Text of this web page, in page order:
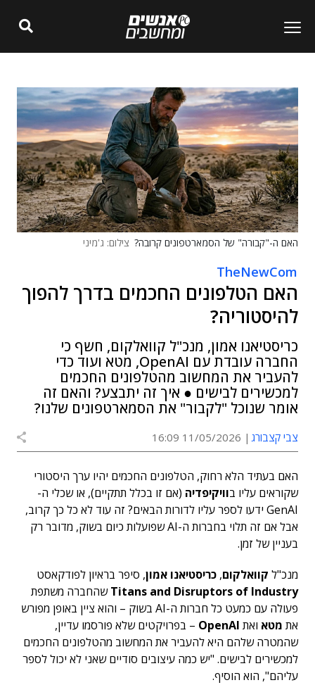
האם ה-"קבורה" של הסמארטפונים קרובה? צילום: ג'מיני
TheNewCom
האם הטלפונים החכמים בדרך להפוך
להיסטוריה?
כריסטיאנו אמון, מנכ"ל קוואלקום, חשף כי
החברה עובדת עם OpenAI, מטא ועוד כדי
להעביר את המחשוב מהטלפונים החכמים
למכשירים לבישים ● איך זה יתבצע? והאם זה
אומר שנוכל "לקבור" את הסמארטפונים שלנו?
צבי קצבורג 11/05/2026 16:09
האם בעתיד הלא רחוק, הטלפונים החכמים יהיו ערך היסטורי
שקוראים עליו בוויקיפדיה (אם זו בכלל תתקיים), או שכלי ה-
GenAI ידעו לספר עליו לדורות הבאים? זה עוד לא כל כך קרוב,
אבל אם זה תלוי בחברות ה-AI שפועלות כיום בשוק, מדובר רק
בעניין של זמן.
מנכ"ל קוואלקום, כריסטיאנו אמון, סיפר בראיון לפודקאסט
Titans and Disruptors of Industryשהחברה משתפת
פעולה עם כמעט כל חברות ה-AI בשוק – והוא ציין באופן מפורש
את מטא ואת OpenAI – בפרויקטים שלא פורסמו עדיין,
שהמטרה שלהם היא להעביר את המחשוב מהטלפונים החכמים
למכשירים לבישים. "יש כמה עיצובים סודיים שאני לא יכול לספר
עליהם", הוא הוסיף.